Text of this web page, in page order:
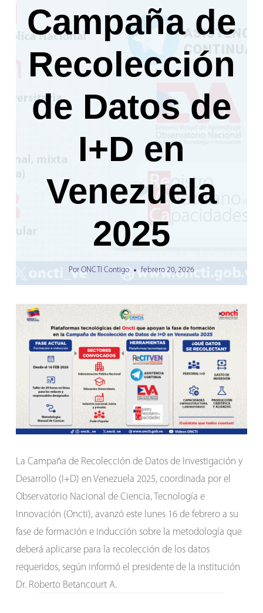
Campaña de
Recolección
de Datos de
I+D en
Venezuela
2025
Por ONCTI Contigo febrero 20, 2026
La Campaña de Recolección de Datos de Investigación y
Desarrollo (I+D) en Venezuela 2025, coordinada por el
Observatorio Nacional de Ciencia, Tecnología e
Innovación (Oncti), avanzó este lunes 16 de febrero a su
fase de formación e inducción sobre la metodología que
deberá aplicarse para la recolección de los datos
requeridos, según informó el presidente de la institución
Dr. Roberto Betancourt A.